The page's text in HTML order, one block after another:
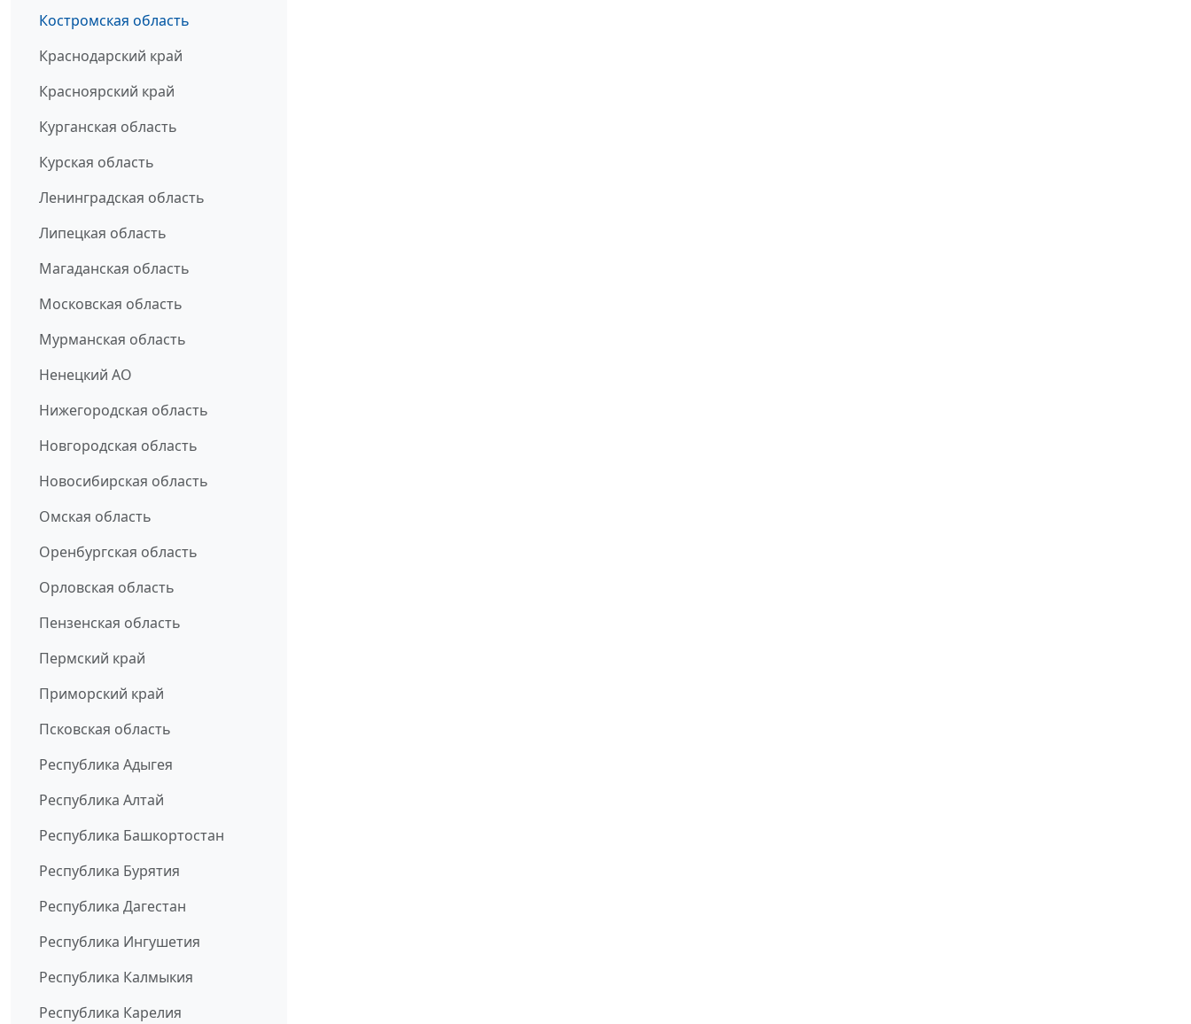
Костромская область
Краснодарский край
Красноярский край
Курганская область
Курская область
Ленинградская область
Липецкая область
Магаданская область
Московская область
Мурманская область
Ненецкий АО
Нижегородская область
Новгородская область
Новосибирская область
Омская область
Оренбургская область
Орловская область
Пензенская область
Пермский край
Приморский край
Псковская область
Республика Адыгея
Республика Алтай
Республика Башкортостан
Республика Бурятия
Республика Дагестан
Республика Ингушетия
Республика Калмыкия
Республика Карелия